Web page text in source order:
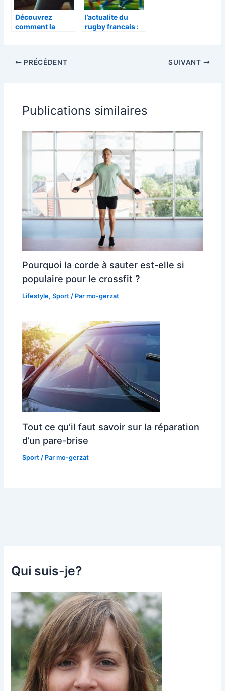
Découvrez
comment la
et soulager les
l’actualite du
rugby francais :
PRÉCÉDENT SUIVANT
Publications similaires
Pourquoi la corde à sauter est-elle si
populaire pour le crossfit ?
Lifestyle,Sport / Parmo-gerzat
Tout ce qu’il faut savoir sur la réparation
d’un pare-brise
Sport / Parmo-gerzat
Qui suis-je?